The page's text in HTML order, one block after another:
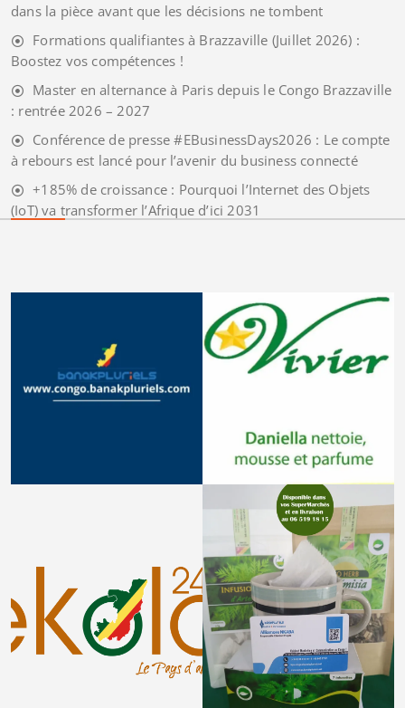
dans la pièce avant que les décisions ne tombent
Formations qualifiantes à Brazzaville (Juillet 2026) :
Boostez vos compétences !
Master en alternance à Paris depuis le Congo Brazzaville
: rentrée 2026 – 2027
Conférence de presse #EBusinessDays2026 : Le compte
à rebours est lancé pour l’avenir du business connecté
+185% de croissance : Pourquoi l’Internet des Objets
(IoT) va transformer l’Afrique d’ici 2031